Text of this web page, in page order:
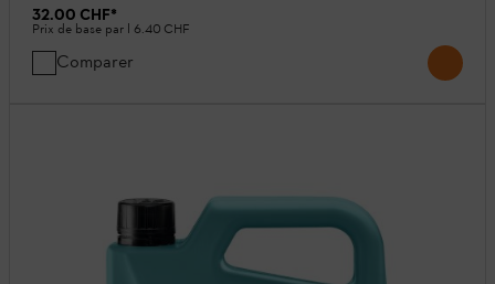
32.00 CHF*
Prix de base par l 6.40 CHF
Comparer